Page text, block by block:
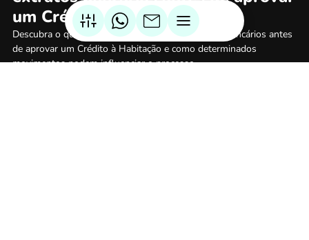
um Crédito à Habitação
Descubra o que os bancos analisam nos extratos bancários antes
de aprovar um Crédito à Habitação e como determinados
movimentos podem influenciar o processo.